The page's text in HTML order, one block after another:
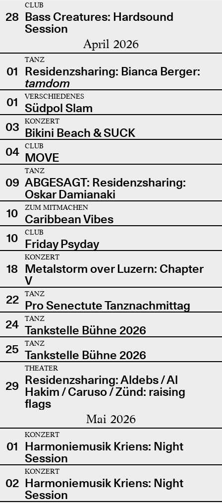
28
CLUB
Bass Creatures: Hardsound
Session
April 2026
01
TANZ
Residenzsharing: Bianca Berger:
tamdom
01
VERSCHIEDENES
Südpol Slam
03
KONZERT
Bikini Beach & SUCK
04
CLUB
MOVE
09
TANZ
ABGESAGT: Residenzsharing:
Oskar Damianaki
10
ZUM MITMACHEN
Caribbean Vibes
10
CLUB
Friday Psyday
18
KONZERT
Metalstorm over Luzern: Chapter
V
22
TANZ
Pro Senectute Tanznachmittag
24
TANZ
Tankstelle Bühne 2026
25
TANZ
Tankstelle Bühne 2026
29
THEATER
Residenzsharing: Aldebs / Al
Hakim / Caruso / Zünd: raising
flags
Mai 2026
01
KONZERT
Harmoniemusik Kriens: Night
Session
02
KONZERT
Harmoniemusik Kriens: Night
Session